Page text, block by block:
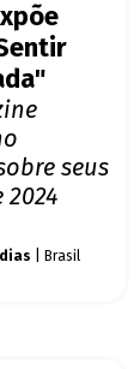
seus
| Brasil